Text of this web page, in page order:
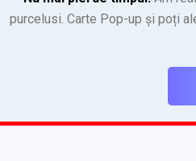
purcelusi. Carte Pop-up și poți